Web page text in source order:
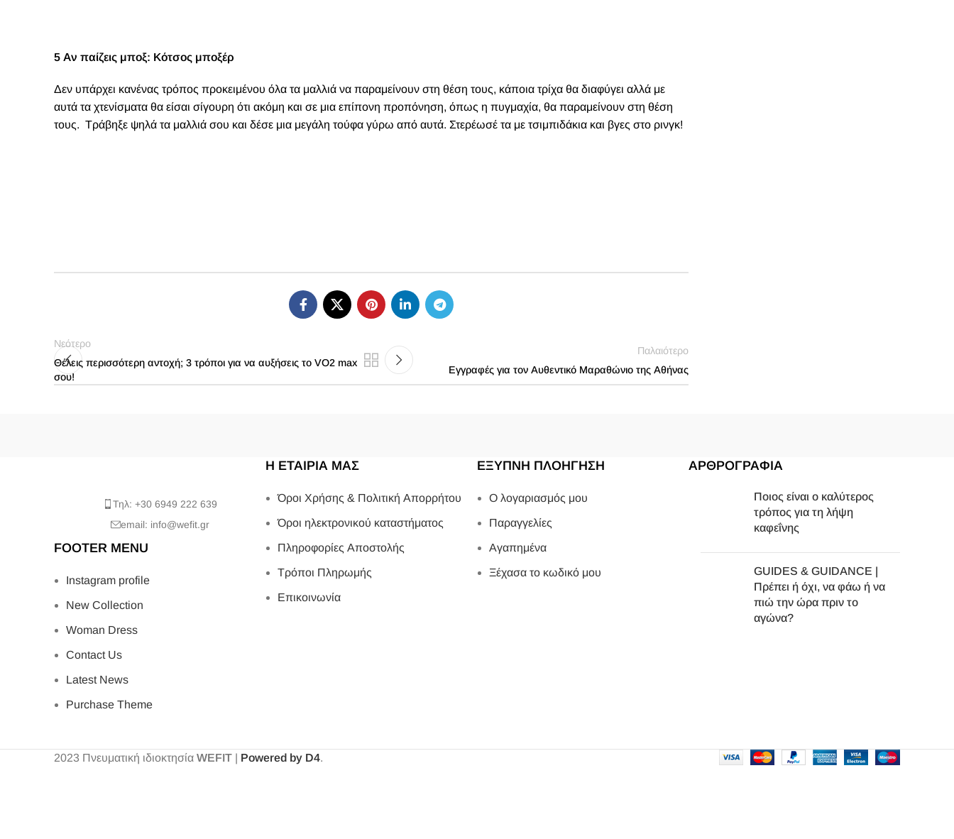
5 Αν παίζεις μποξ: Κότσος μποξέρ
Δεν υπάρχει κανένας τρόπος προκειμένου όλα τα μαλλιά να παραμείνουν στη θέση τους, κάποια τρίχα θα διαφύγει αλλά με
αυτά τα χτενίσματα θα είσαι σίγουρη ότι ακόμη και σε μια επίπονη προπόνηση, όπως η πυγμαχία, θα παραμείνουν στη θέση
τους. Τράβηξε ψηλά τα μαλλιά σου και δέσε μια μεγάλη τούφα γύρω από αυτά. Στερέωσέ τα με τσιμπιδάκια και βγες στο ρινγκ!
Νεότερο
Θέλεις περισσότερη αντοχή; 3 τρόποι για να αυξήσεις το VO2 max
σου!
Παλαιότερο
Εγγραφές για τον Αυθεντικό Μαραθώνιο της Αθήνας
Τηλ: +30 6949 222 639
email: info@wefit.gr
FOOTER MENU
Instagram profile
New Collection
Woman Dress
Contact Us
Latest News
Purchase Theme
Η ΕΤΑΙΡΙΑ ΜΑΣ
Όροι Χρήσης & Πολιτική Απορρήτου
Όροι ηλεκτρονικού καταστήματος
Πληροφορίες Αποστολής
Τρόποι Πληρωμής
Επικοινωνία
ΕΞΥΠΝΗ ΠΛΟΗΓΗΣΗ
Ο λογαριασμός μου
Παραγγελίες
Αγαπημένα
Ξέχασα το κωδικό μου
ΑΡΘΡΟΓΡΑΦΙΑ
Ποιος είναι ο καλύτερος
τρόπος για τη λήψη
καφεΐνης
GUIDES & GUIDANCE |
Πρέπει ή όχι, να φάω ή να
πιώ την ώρα πριν το
αγώνα?
2023 Πνευματική ιδιοκτησία WEFIT | Powered by D4.